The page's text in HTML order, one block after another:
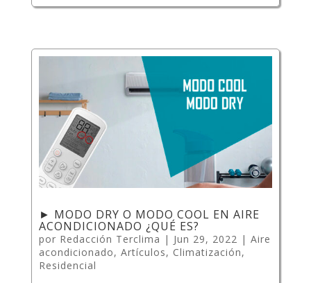
► MODO DRY O MODO COOL EN AIRE
ACONDICIONADO ¿QUÉ ES?
por Redacción Terclima | Jun 29, 2022 | Aire
acondicionado, Artículos, Climatización,
Residencial